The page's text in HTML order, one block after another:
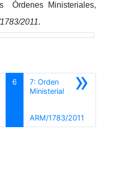
Órdenes Ministeriales,
2011.
6 »
7: Orden
Ministerial
ARM/1783/2011